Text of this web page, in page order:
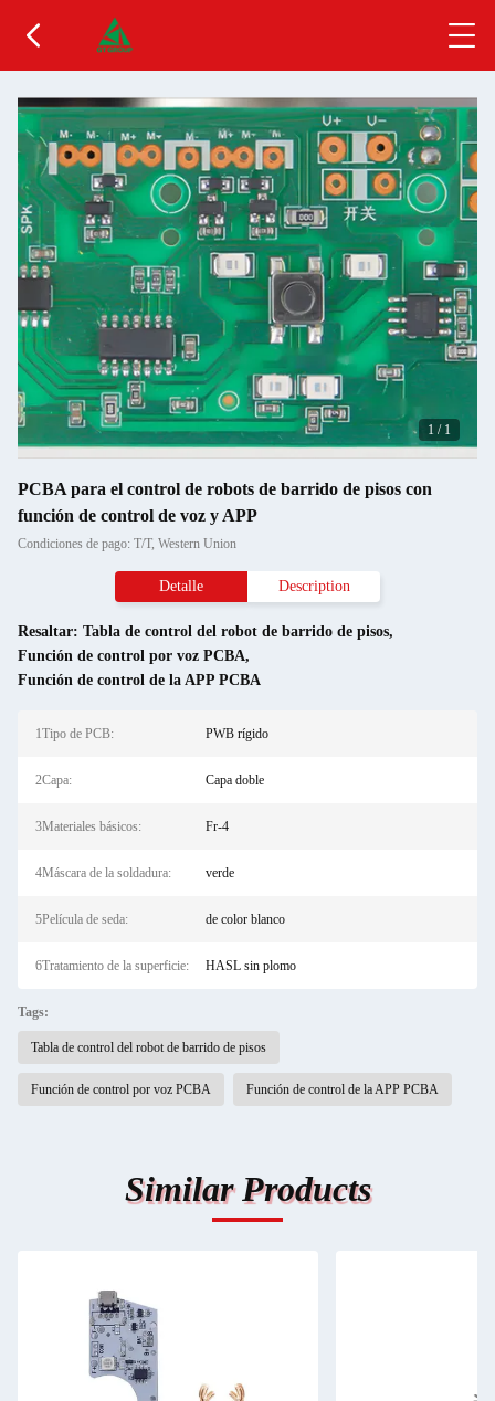
1 / 1
PCBA para el control de robots de barrido de pisos con
función de control de voz y APP
Condiciones de pago: T/T, Western Union
Detalle Description
Resaltar: Tabla de control del robot de barrido de pisos,
Función de control por voz PCBA,
Función de control de la APP PCBA
1Tipo de PCB: PWB rígido
2Capa: Capa doble
3Materiales básicos: Fr-4
4Máscara de la soldadura: verde
5Película de seda: de color blanco
6Tratamiento de la superficie: HASL sin plomo
Tags:
Tabla de control del robot de barrido de pisos
Función de control por voz PCBA Función de control de la APP PCBA
Similar Products